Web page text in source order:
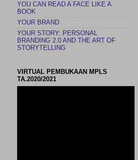
YOU CAN READ A FACE LIKE A
BOOK
YOUR BRAND
YOUR STORY: PERSONAL
BRANDING 2.0 AND THE ART OF
STORYTELLING
VIRTUAL PEMBUKAAN MPLS
TA.2020/2021